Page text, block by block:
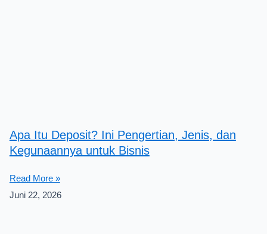
Apa Itu Deposit? Ini Pengertian, Jenis, dan
Kegunaannya untuk Bisnis
Read More »
Juni 22, 2026